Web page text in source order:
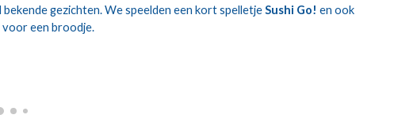
gezichten. We speelden een kort spelletje Sushi Go! en ook
voor een broodje.